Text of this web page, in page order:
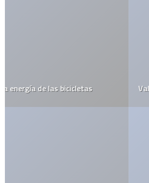
Vale de 20 céntimos por no usar